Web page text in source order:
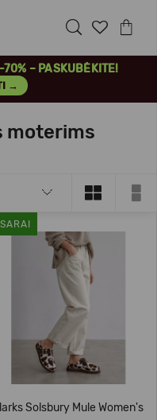
– PASKUBĖKITE!
→
moterims
Solsbury Mule Women's